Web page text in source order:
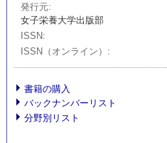
発行元
女子栄養大学出版部
ISSN
ISSN（オンライン）
書籍の購入
バックナンバーリスト
分野別リスト